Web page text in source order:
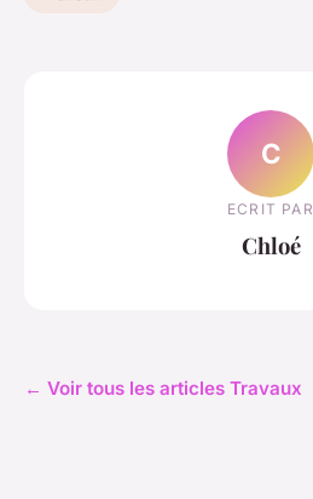
C
ECRIT PAR
Chloé
← Voir tous les articles Travaux